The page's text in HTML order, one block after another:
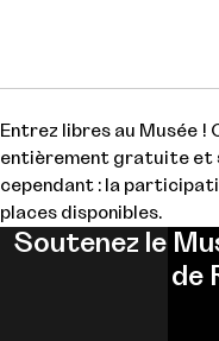
Entrez libres au Musée
entièrement gratuite et
cependant : la
places disponibles.
Soutenez le
de